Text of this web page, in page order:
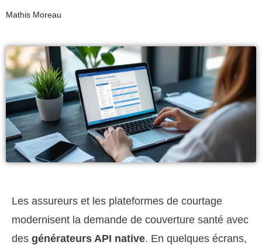
Mathis Moreau
Les assureurs et les plateformes de courtage
modernisent la demande de couverture santé avec
des générateurs API native. En quelques écrans,